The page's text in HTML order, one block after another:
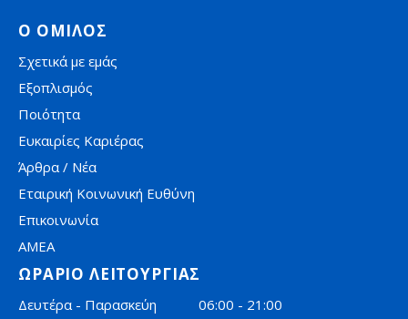
Ο ΟΜΙΛΟΣ
Σχετικά με εμάς
Εξοπλισμός
Ποιότητα
Ευκαιρίες Καριέρας
Άρθρα / Νέα
Εταιρική Κοινωνική Ευθύνη
Επικοινωνία
AMEA
ΩΡΑΡΙΟ ΛΕΙΤΟΥΡΓΙΑΣ
Δευτέρα - Παρασκεύη
06:00 - 21:00